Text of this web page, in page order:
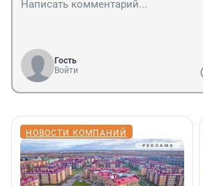
Гость
Войти
НОВОСТИ КОМПАНИЙ